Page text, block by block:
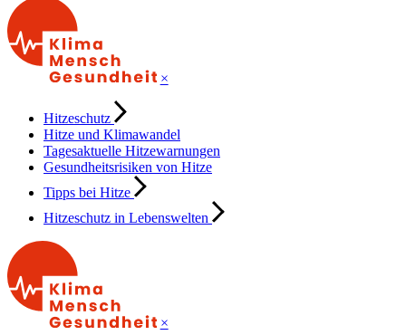
×
Hitzeschutz
Hitze und Klimawandel
Tagesaktuelle Hitzewarnungen
Gesundheitsrisiken von Hitze
Tipps bei Hitze
Hitzeschutz in Lebenswelten
×